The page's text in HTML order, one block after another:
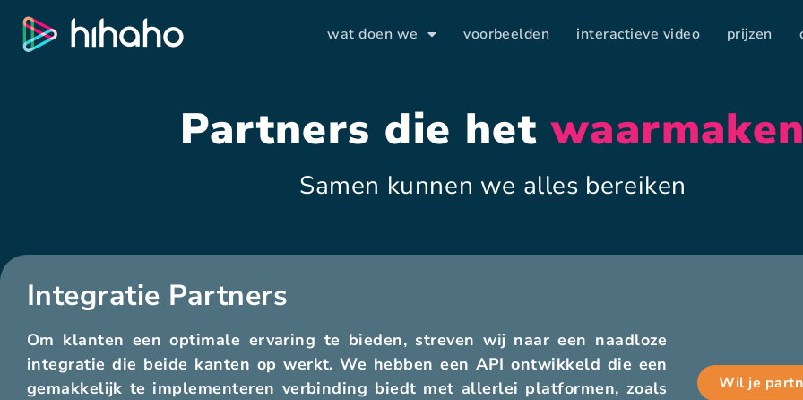
wat doen we voorbeelden interactieve video prijzen
Partners die het
Samen kunnen we alles bereiken
Integratie Partners
Om klanten een optimale ervaring te bieden, streven wij naar een naadloze
integratie die beide kanten op werkt. We hebben een API ontwikkeld die een
gemakkelijk te implementeren verbinding biedt met allerlei platformen, zoals
Wil je